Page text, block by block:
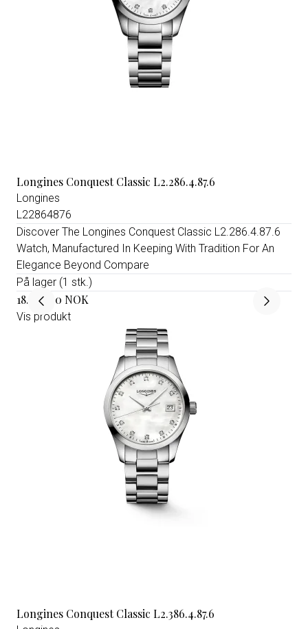
Longines Conquest Classic L2.286.4.87.6
Longines
L22864876
Discover The Longines Conquest Classic L2.286.4.87.6
Watch, Manufactured In Keeping With Tradition For An
Elegance Beyond Compare
På lager (1 stk.)
18.350,00 NOK
Vis produkt
Longines Conquest Classic L2.386.4.87.6